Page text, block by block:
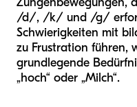
/d/, /k/ und /g/
Schwierigkeiten mit
zu Frustration führen,
grundlegende
„hoch“ oder „Milch“.